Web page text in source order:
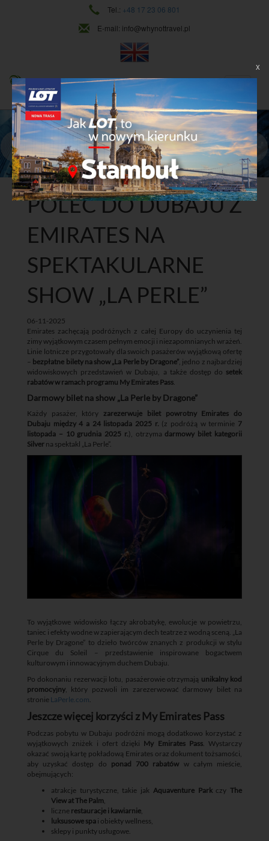
Tel.: +48 17 23 06 801
E-mail: info@whynottravel.pl
NAJWYŻSZY POZIOM USŁUG
CIĄGŁY ROZWÓJ
Dowiedz się więcej
POLEĆ DO DUBAJU Z
EMIRATES NA
SPEKTAKULARNE
SHOW „LA PERLE”
06-11-2025
Emirates zachęcają podróżnych z całej Europy do uczynienia tej
zimy wyjątkowym czasem pełnym emocji i niezapomnianych wrażeń.
Linie lotnicze przygotowały dla swoich pasażerów wyjątkową ofertę
– bezpłatne bilety na show „La Perle by Dragone”, jedno z najbardziej
widowiskowych przedstawień w Dubaju, a także dostęp do setek
rabatów w ramach programu My Emirates Pass.
Darmowy bilet na show „La Perle by Dragone”
Każdy pasażer, który zarezerwuje bilet powrotny Emirates do
Dubaju między 4 a 24 listopada 2025 r. (z podróżą w terminie 7
listopada – 10 grudnia 2025 r.), otrzyma darmowy bilet kategorii
Silver na spektakl „La Perle”.
To wyjątkowe widowisko łączy akrobatykę, ewolucje w powietrzu,
taniec i efekty wodne w zapierającym dech teatrze z wodną sceną. „La
Perle by Dragone” to dzieło twórców znanych z produkcji w stylu
Cirque du Soleil – przedstawienie inspirowane bogactwem
kulturowym i innowacyjnym duchem Dubaju.
Po dokonaniu rezerwacji lotu, pasażerowie otrzymają unikalny kod
promocyjny, który pozwoli im zarezerwować darmowy bilet na
stronie LaPerle.com.
Jeszcze więcej korzyści z My Emirates Pass
Podczas pobytu w Dubaju podróżni mogą dodatkowo korzystać z
wyjątkowych zniżek i ofert dzięki My Emirates Pass. Wystarczy
okazać swoją kartę pokładową Emirates oraz dokument tożsamości,
aby uzyskać dostęp do ponad 700 rabatów w całym mieście,
obejmujących:
atrakcje turystyczne, takie jak Aquaventure ParkczyThe
View at The Palm,
liczne restauracje i kawiarnie,
luksusowe spa i obiekty wellness,
sklepy i punkty usługowe.
X